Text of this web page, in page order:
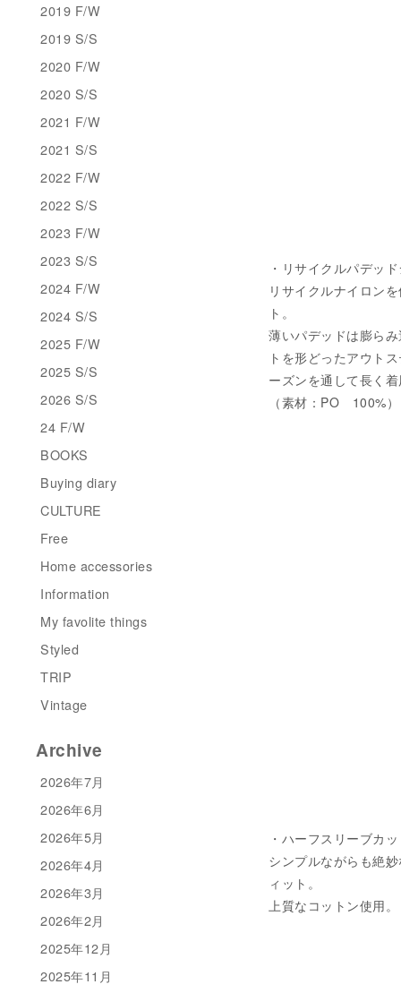
・リサイクルパデッ
リサイクルナイロン
ト。
薄いパデッドは膨ら
トを形どったアウト
ーズンを通して長く
（素材：PO 100%）
・ハーフスリーブカ
シンプルながらも絶
ィット。
上質なコットン使用
2019 F/W
2019 S/S
2020 F/W
2020 S/S
2021 F/W
2021 S/S
2022 F/W
2022 S/S
2023 F/W
2023 S/S
2024 F/W
2024 S/S
2025 F/W
2025 S/S
2026 S/S
24 F/W
BOOKS
Buying diary
CULTURE
Free
Home accessories
Information
My favolite things
Styled
TRIP
Vintage
Archive
2026年7月
2026年6月
2026年5月
2026年4月
2026年3月
2026年2月
2025年12月
2025年11月